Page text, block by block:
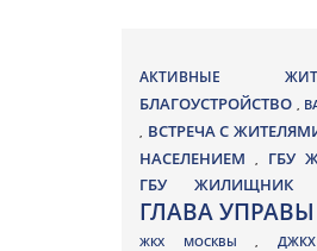
АКТИВНЫЕ
БЛАГОУСТРОЙСТВО ,
, ВСТРЕЧА С
НАСЕЛЕНИЕМ
, ГБУ
ГБУ ЖИЛИЩНИК
ГЛАВА
ЖКХ МОСКВЫ,